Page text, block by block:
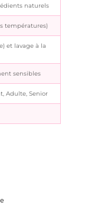
naturels
températures)
et lavage à la
sensibles
Adulte, Senior